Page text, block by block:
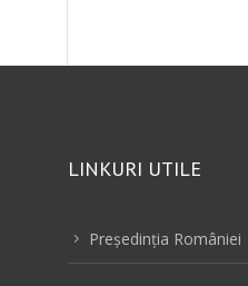
LINKURI UTILE
5 Preşedinţia României